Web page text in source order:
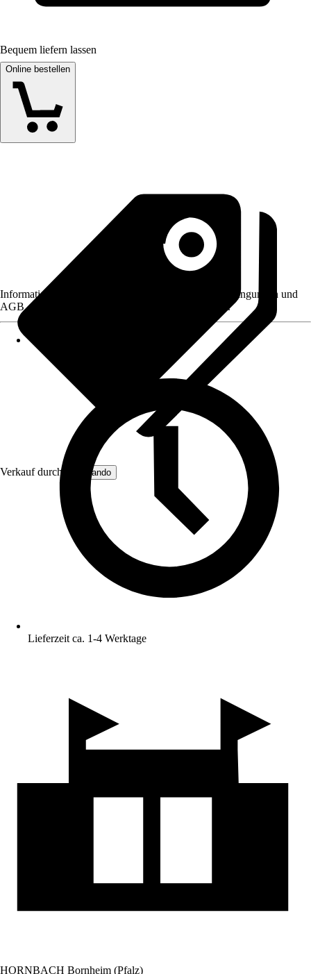
Bequem liefern lassen
Online bestellen
Verkauf durch: BuyLando
Informationen des Verkäufers, wie z. B. Rückgabebedingungen und
AGB, finden Sie bei Klick auf den Verkäufernamen.
Lieferzeit ca. 1-4 Werktage
HORNBACH Bornheim (Pfalz)